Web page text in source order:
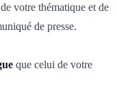
votre thématique et de
de presse.
que celui de votre